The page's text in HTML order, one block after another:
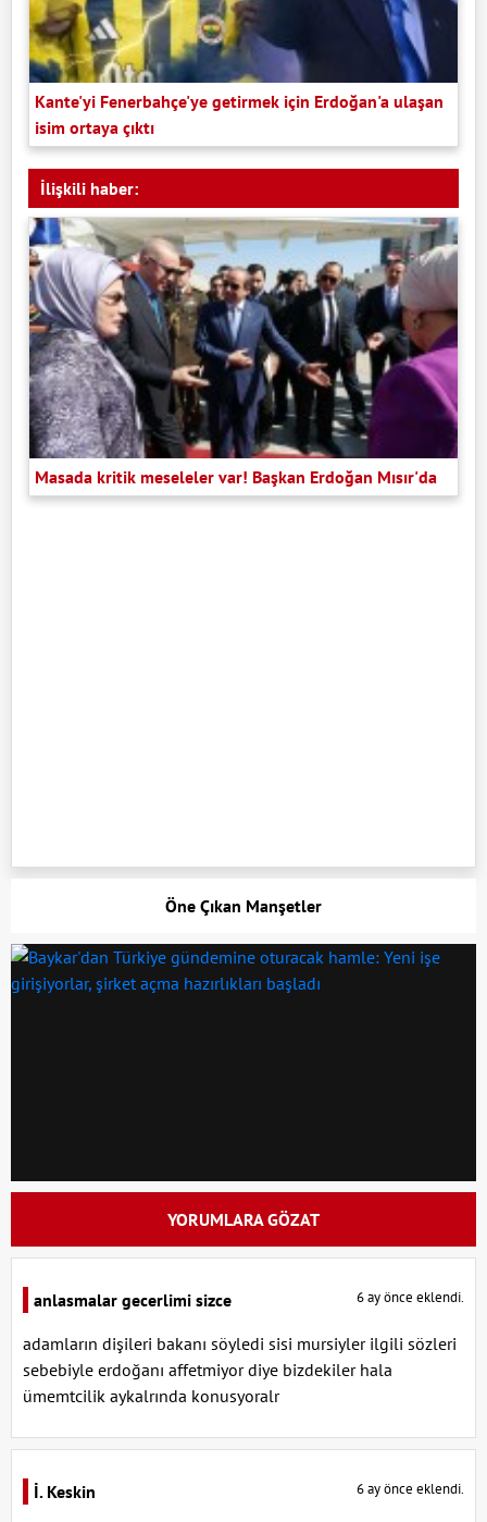
Kante'yi Fenerbahçe'ye getirmek için Erdoğan'a ulaşan
isim ortaya çıktı
İlişkili haber:
Masada kritik meseleler var! Başkan Erdoğan Mısır'da
Öne Çıkan Manşetler
YORUMLARA GÖZAT
anlasmalar gecerlimi sizce 6 ay önce eklendi.
adamların dişileri bakanı söyledi sisi mursiyler ilgili sözleri
sebebiyle erdoğanı affetmiyor diye bizdekiler hala
ümemtcilik aykalrında konusyoralr
İ. Keskin 6 ay önce eklendi.